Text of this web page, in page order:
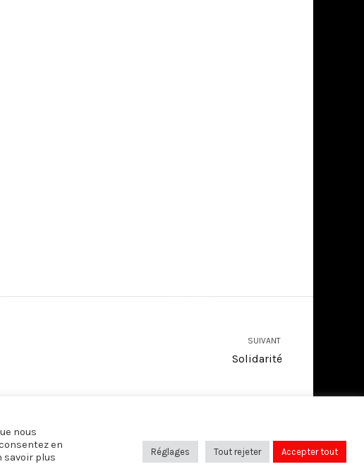
SUIVANT
Solidarité
SUIVEZ-NOUS SUR:
nous
en
savoir plus
Réglages Tout rejeter Accepter tout